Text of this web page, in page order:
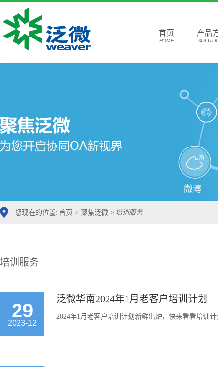
首页
HOME
产品
您现在的位置: 首页 > 聚焦泛微 > 培训服务
培训服务
29
2023-12
泛微华南2024年1月老客户培训计划
2024年1月老客户培训计划新鲜出炉，快来看看培训